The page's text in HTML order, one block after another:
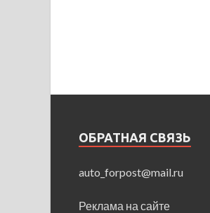
ОБРАТНАЯ СВЯЗЬ
auto_forpost@mail.ru
Реклама на сайте